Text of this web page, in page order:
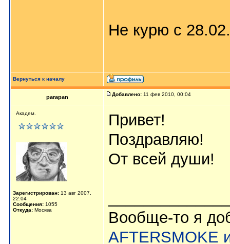
Не курю с
Вернуться к началу
parapan Добавлено: 11 фев 2010, 00:04
Академ.
Зарегистрирован: 13 авг 2007,
22:04
Сообщения: 1055
Откуда: Москва
Привет!
Поздравляю!
От всей души!
Вообще-то я